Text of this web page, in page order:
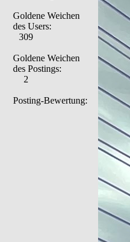
Goldene Weichen
des Users:
309
Goldene Weichen
des Postings:
2
Posting-Bewertung: